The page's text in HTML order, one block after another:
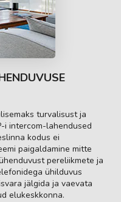
turvalisust ja
i intercom-lahendused
kodus ei
paigaldamine mitte
pereliikmete ja
ühilduvus
jälgida ja vaevata
elukeskkonna.